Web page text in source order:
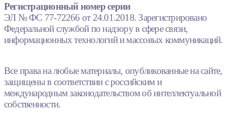
Регистрационный номер серии
ЭЛ № ФС 77-72266 от 24.01.2018. Зарегистрировано
Федеральной службой по надзору в сфере связи,
информационных технологий и массовых коммуникаций.
Все права на любые материалы, опубликованные на сайте,
защищены в соответствии с российским и
международным законодательством об интеллектуальной
собственности.